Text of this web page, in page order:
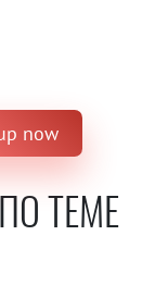
now
ТЕМЕ